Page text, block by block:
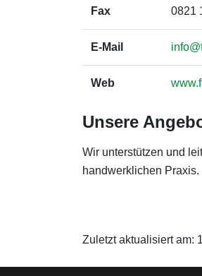
Fax 0821
E-Mail
Web
Unsere
Wir unterstützen und
handwerklichen Praxis.
Zuletzt aktualisiert am: